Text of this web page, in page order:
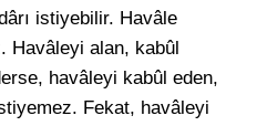
istiyebilir. Havâle
Havâleyi alan, kabûl
havâleyi kabûl eden,
Fekat, havâleyi